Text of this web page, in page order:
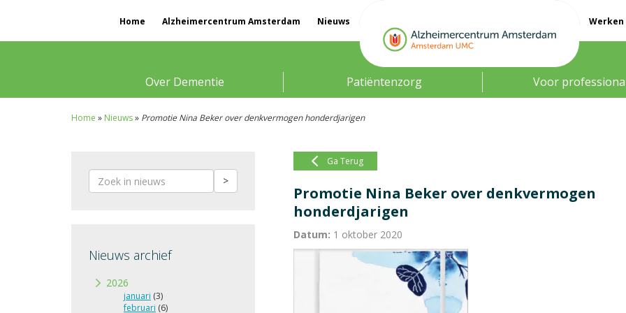
Home Alzheimercentrum Amsterdam Nieuws
Over Dementie Patiëntenzorg Voor
Home » Nieuws» Promotie Nina Beker over denkvermogen honderdjarigen
>
Nieuws archief
2026
januari (3)
februari (6)
Ga Terug
Promotie Nina Beker over denkvermogen
honderdjarigen
Datum: 1 oktober 2020